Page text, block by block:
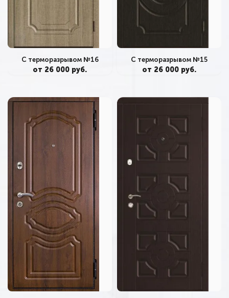
С терморазрывом №16
от 26 000 руб.
С терморазрывом №15
от 26 000 руб.